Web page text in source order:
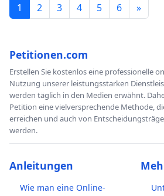
1 2 3 4 5 6 »
Petitionen.com
Erstellen Sie kostenlos eine professionelle
Nutzung unserer leistungsstarken
werden täglich in den Medien erwähnt.
Petition eine vielversprechende Methode,
erreichen und auch von
werden.
Anleitungen
Wie man eine Online-